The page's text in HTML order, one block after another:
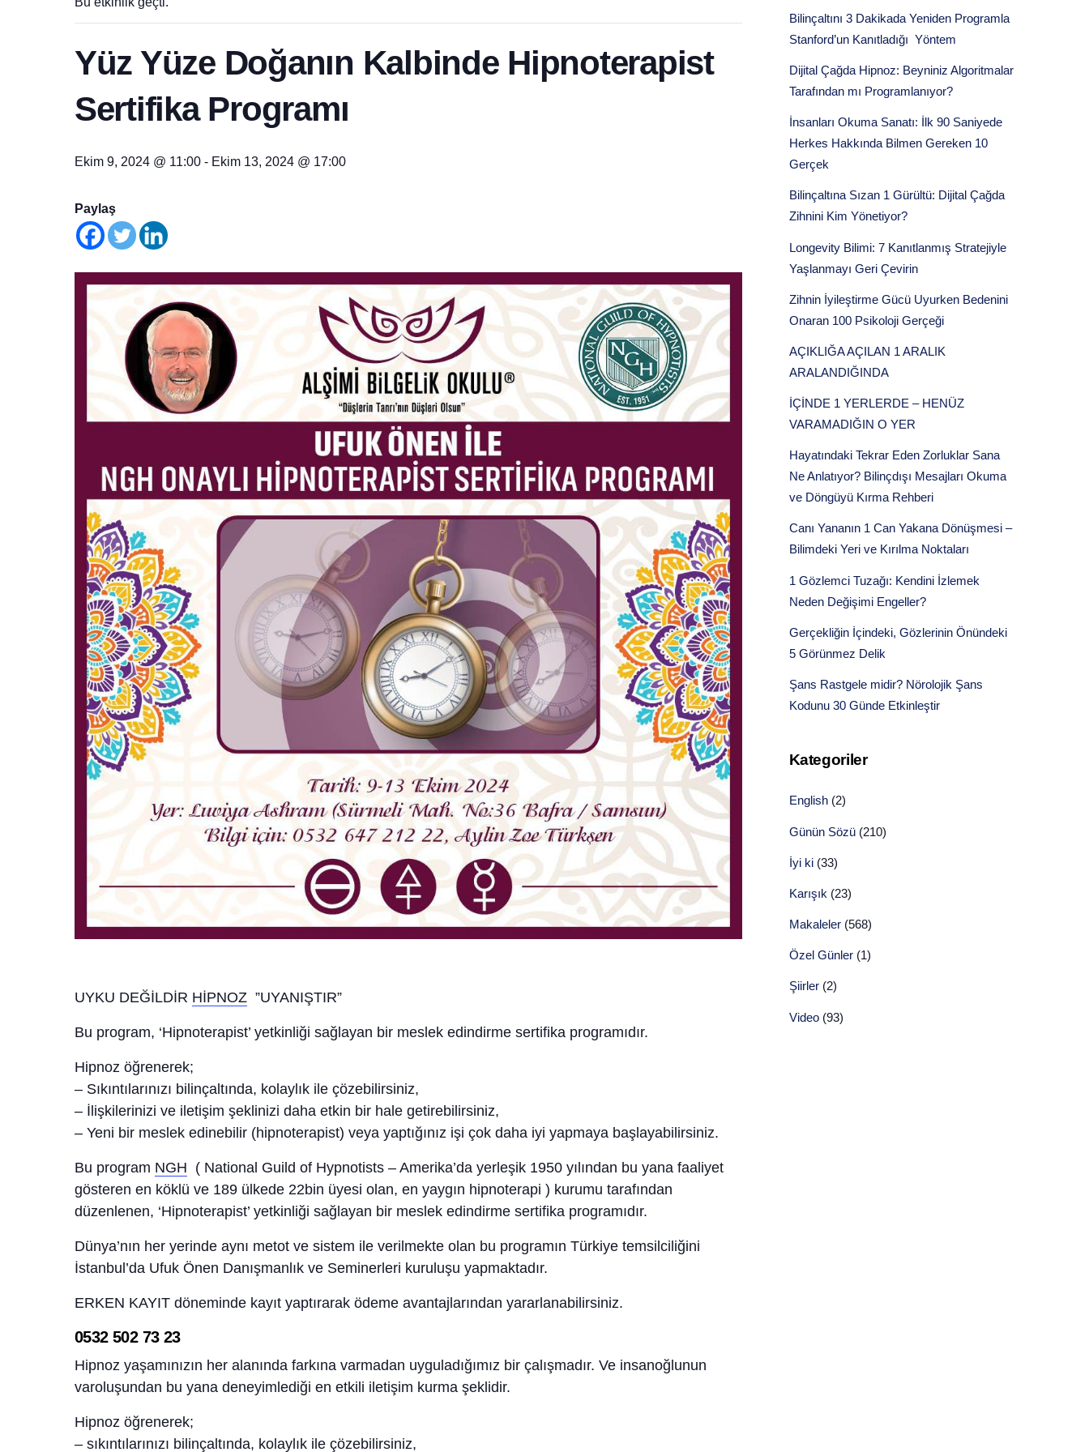
Yüz Yüze Doğanın Kalbinde Hipnoterapist
Sertifika Programı
Ekim 9, 2024 @ 11:00 - Ekim 13, 2024 @ 17:00
Paylaş
UYKU DEĞİLDİR HİPNOZ ”UYANIŞTIR”
Bu program, ‘Hipnoterapist’ yetkinliği sağlayan bir meslek edindirme sertifika programıdır.
Hipnoz öğrenerek;
– Sıkıntılarınızı bilinçaltında, kolaylık ile çözebilirsiniz,
– İlişkilerinizi ve iletişim şeklinizi daha etkin bir hale getirebilirsiniz,
– Yeni bir meslek edinebilir (hipnoterapist) veya yaptığınız işi çok daha iyi yapmaya başlayabilirsiniz.
Bu program NGH ( National Guild of Hypnotists – Amerika’da yerleşik 1950 yılından bu yana faaliyet
gösteren en köklü ve 189 ülkede 22bin üyesi olan, en yaygın hipnoterapi ) kurumu tarafından
düzenlenen, ‘Hipnoterapist’ yetkinliği sağlayan bir meslek edindirme sertifika programıdır.
Dünya’nın her yerinde aynı metot ve sistem ile verilmekte olan bu programın Türkiye temsilciliğini
İstanbul’da Ufuk Önen Danışmanlık ve Seminerleri kuruluşu yapmaktadır.
ERKEN KAYIT döneminde kayıt yaptırarak ödeme avantajlarından yararlanabilirsiniz.
0532 502 73 23
Hipnoz yaşamınızın her alanında farkına varmadan uyguladığımız bir çalışmadır. Ve insanoğlunun
varoluşundan bu yana deneyimlediği en etkili iletişim kurma şeklidir.
Hipnoz öğrenerek;
– sıkıntılarınızı bilinçaltında, kolaylık ile çözebilirsiniz,
Bilinçaltını 3 Dakikada Yeniden Programla
Stanford’un Kanıtladığı Yöntem
Dijital Çağda Hipnoz: Beyniniz Algoritmalar
Tarafından mı Programlanıyor?
İnsanları Okuma Sanatı: İlk 90 Saniyede
Herkes Hakkında Bilmen Gereken 10
Gerçek
Bilinçaltına Sızan 1 Gürültü: Dijital Çağda
Zihnini Kim Yönetiyor?
Longevity Bilimi: 7 Kanıtlanmış Stratejiyle
Yaşlanmayı Geri Çevirin
Zihnin İyileştirme Gücü Uyurken Bedenini
Onaran 100 Psikoloji Gerçeği
AÇIKLIĞA AÇILAN 1 ARALIK
ARALANDIĞINDA
İÇİNDE 1 YERLERDE – HENÜZ
VARAMADIĞIN O YER
Hayatındaki Tekrar Eden Zorluklar Sana
Ne Anlatıyor? Bilinçdışı Mesajları Okuma
ve Döngüyü Kırma Rehberi
Canı Yananın 1 Can Yakana Dönüşmesi –
Bilimdeki Yeri ve Kırılma Noktaları
1 Gözlemci Tuzağı: Kendini İzlemek
Neden Değişimi Engeller?
Gerçekliğin İçindeki, Gözlerinin Önündeki
5 Görünmez Delik
Şans Rastgele midir? Nörolojik Şans
Kodunu 30 Günde Etkinleştir
Kategoriler
English(2)
Günün Sözü(210)
İyi ki(33)
Karışık (23)
Makaleler(568)
Özel Günler(1)
Şiirler(2)
Video(93)